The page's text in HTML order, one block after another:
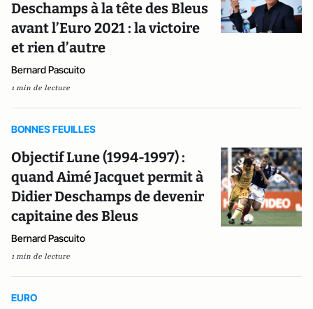
Deschamps à la tête des Bleus
avant l’Euro 2021 : la victoire
et rien d’autre
Bernard Pascuito
1 min de lecture
BONNES FEUILLES
Objectif Lune (1994-1997) :
quand Aimé Jacquet permit à
Didier Deschamps de devenir
capitaine des Bleus
Bernard Pascuito
1 min de lecture
EURO